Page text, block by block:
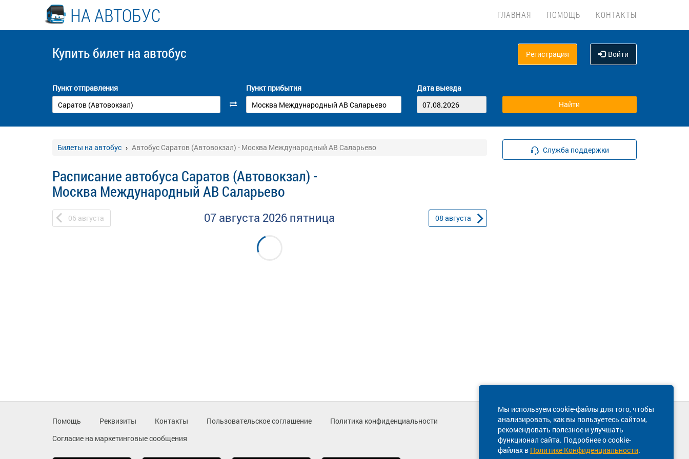
НА АВТОБУС ГЛАВНАЯ ПОМОЩЬ КОНТАКТЫ
Купить билет на автобус Регистрация Войти
Пункт отправления Пункт прибытия Дата выезда
Билеты на автобус Автобус Саратов (Автовокзал) - Москва Международный АВ Саларьево
Расписание автобуса Саратов (Автовокзал) -
Москва Международный АВ Саларьево
06 августа 07 августа 2026 пятница 08 августа
Служба поддержки
Мы используем cookie-файлы для того, чтобы
анализировать, как вы пользуетесь сайтом,
рекомендовать полезное и улучшать
функционал сайта. Подробнее о cookie-
файлах в Политике Конфиденциальности.
Помощь Реквизиты Контакты Пользовательское соглашение
Политика конфиденциальности
Согласие на маркетинговые сообщения
Техническая поддержка сайта
8 800 600-03-38